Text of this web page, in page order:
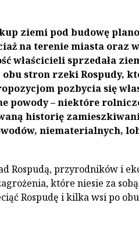
ziemi pod budowę
na terenie miasta oraz
właścicieli sprzedała
stron rzeki Rospudy,
pozbycia się
powody – niektóre
historię
niematerialnych,
Rospudą, przyrodników i
które niesie za
Rospudę i kilka wsi po